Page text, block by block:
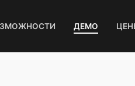
ДЕМО